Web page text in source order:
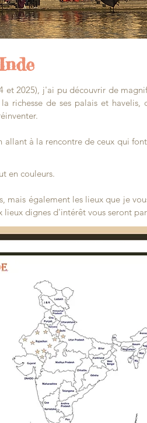
et 2025), j'ai pu découvrir de
richesse de ses palais et havelis,
à la rencontre de ceux qui
en couleurs.
mais également les lieux que je
dignes d'intérêt vous seront